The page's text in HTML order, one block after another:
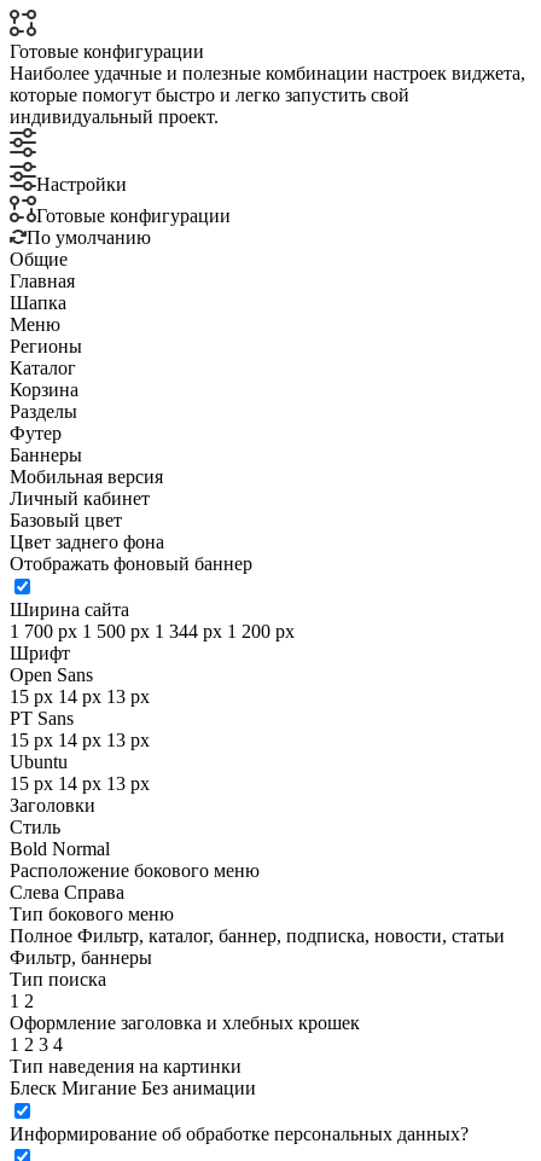
Готовые конфигурации
Наиболее удачные и полезные комбинации настроек виджета,
которые помогут быстро и легко запустить свой
индивидуальный проект.
Настройки
Готовые конфигурации
По умолчанию
Общие
Главная
Шапка
Меню
Регионы
Каталог
Корзина
Разделы
Футер
Баннеры
Мобильная версия
Личный кабинет
Базовый цвет
Цвет заднего фона
Отображать фоновый баннер
Ширина сайта
1 700 px 1 500 px 1 344 px 1 200 px
Шрифт
Open Sans
15 px 14 px 13 px
PT Sans
15 px 14 px 13 px
Ubuntu
15 px 14 px 13 px
Заголовки
Стиль
Bold Normal
Расположение бокового меню
Слева Справа
Тип бокового меню
Полное Фильтр, каталог, баннер, подписка, новости, статьи
Фильтр, баннеры
Тип поиска
1 2
Оформление заголовка и хлебных крошек
1 2 3 4
Тип наведения на картинки
Блеск Мигание Без анимации
Информирование об обработке персональных данных?